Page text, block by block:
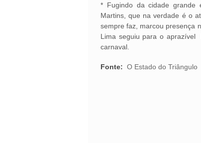
* Fugindo da cidade grande
Martins, que na verdade é o
sempre faz, marcou presença
Lima seguiu para o aprazível
carnaval.
Fonte: O Estado do Triângulo